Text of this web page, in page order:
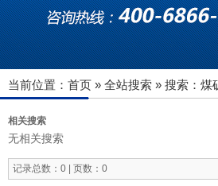
当前位置： 首页 » 全站搜索 » 搜索：煤
相关搜索
无相关搜索
记录总数：0 | 页数：0